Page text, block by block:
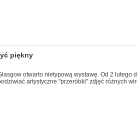
piękny
otwarto nietypową wystawę. Od 2 lutego
artystyczne "przeróbki" zdjęć różnych